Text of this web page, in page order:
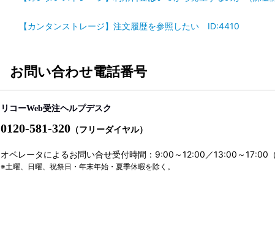
【カンタンストレージ】注文履歴を参照したい ID:4410
お問い合わせ電話番号
リコーWeb受注ヘルプデスク
0120-581-320 （フリーダイヤル）
オペレータによるお問い合せ受付時間：9:00～12:00／13:00～17:00（
※土曜、日曜、祝祭日・年末年始・夏季休暇を除く。